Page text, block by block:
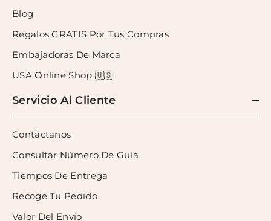
Blog
Regalos GRATIS Por Tus Compras
Embajadoras De Marca
USA Online Shop 🇺🇸
Servicio Al Cliente
Contáctanos
Consultar Número De Guía
Tiempos De Entrega
Recoge Tu Pedido
Valor Del Envío